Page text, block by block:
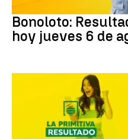
Bonoloto
Bonoloto:
hoy jueves 6 de
Lotería Primitiva de España